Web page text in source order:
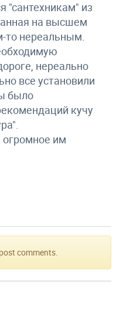
из
на высшем
то нереальным.
нереально
все установили
было
кучу
им
comments.